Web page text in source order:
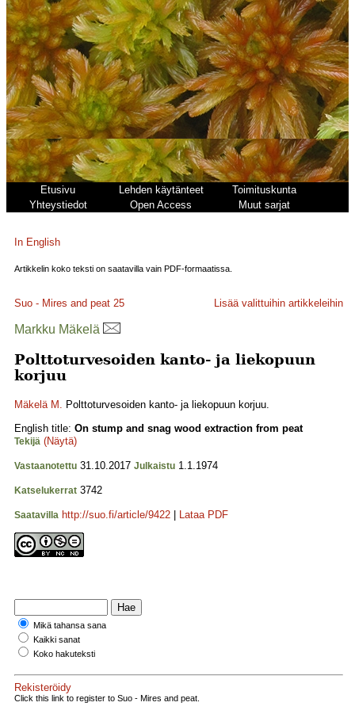
Etusivu Lehden käytänteet
Toimituskunta
Yhteystiedot
Open Access Muut sarjat
In English
Artikkelin koko teksti on saatavilla vain PDF-formaatissa.
Suo - Mires and peat 25 Lisää valittuihin artikkeleihin
Markku Mäkelä
Polttoturvesoiden kanto- ja liekopuun
korjuu
Mäkelä M. Polttoturvesoiden kanto- ja liekopuun korjuu.
English title: On stump and snag wood extraction from peat
Tekijä (Näytä)
Vastaanotettu 31.10.2017 Julkaistu 1.1.1974
Katselukerrat 3742
Saatavilla http://suo.fi/article/9422 Lataa PDF
Mikä tahansa sana
Kaikki sanat
Koko hakuteksti
Rekisteröidy
Click this link to register to Suo - Mires and peat.